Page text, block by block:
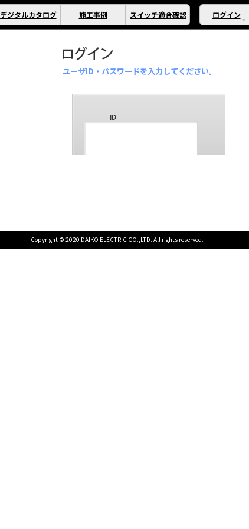
デジタルカタログ 施工事例 スイッチ適合確認 ログイン
ユーザID・パスワードを入力してください。
Copyright © 2020 DAIKO ELECTRIC CO.,LTD. All rights reserved.